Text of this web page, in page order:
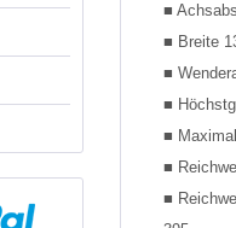
■
■ Breite
■
■
■
■
■